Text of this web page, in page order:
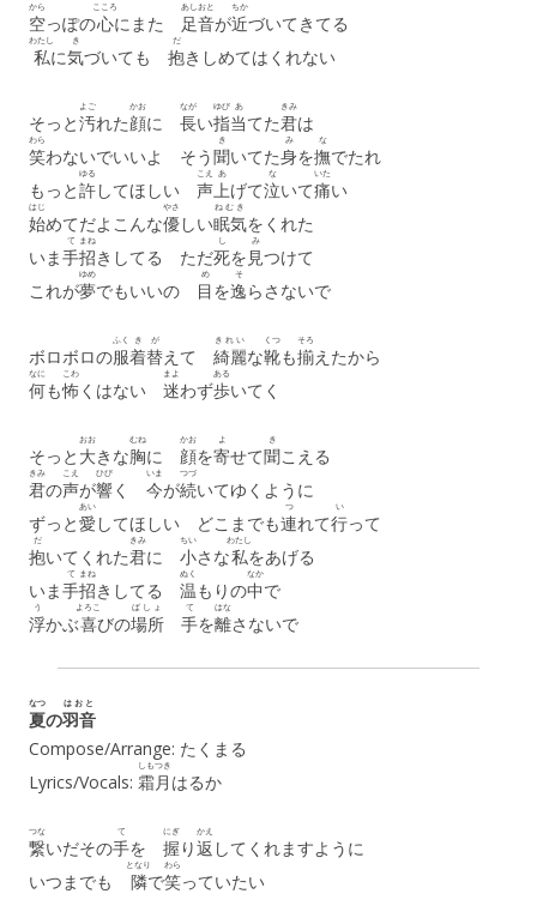
空
から
っぽの心
こころ
にまた 足音
あしおと
が近
ちか
づいてきてる
私
わたし
に気
き
づいても 抱
だ
きしめてはくれない
そっと汚
よご
れた顔
かお
に 長
なが
い指
ゆび
当
あ
てた君
きみ
は
笑
わら
わないでいいよ そう聞
き
いてた身
み
を撫
な
でたれ
もっと許
ゆる
してほしい 声
こえ
上
あ
げて泣
な
いて痛
いた
い
始
はじ
めてだよこんな優
やさ
しい眠気
ねむき
をくれた
いま手
て
招
まね
きしてる ただ死
し
を 見
み
つけて
これが夢
ゆめ
でもいいの 目
め
を逸
そ
らさないで
ボロボロの服
ふく
着
き
替
が
えて 綺麗
きれい
な靴
くつ
も揃
そろ
えたから
何
なに
も怖
こわ
くはない 迷
まよ
わず歩
ある
いてく
そっと 大
おお
きな胸
むね
に 顔
かお
を寄
よ
せて聞
き
こえる
君
きみ
の声
こえ
が響
ひび
く 今
いま
が続
つづ
いてゆくように
ずっと愛
あい
してほしい どこまでも連
つ
れて行
い
って
抱
だ
いてくれた君
きみ
に 小
ちい
さな私
わたし
をあげる
いま手
て
招
まね
きしてる 温
ぬく
もりの中
なか
で
浮
う
かぶ喜
よろこ
びの場所
ばしょ
手
て
を離
はな
さないで
夏
なつ
の羽音
はおと
Compose/Arrange: たくまる
Lyrics/Vocals: 霜月
しもつき
はるか
繋
つな
いだその手
て
を 握
にぎ
り返
かえ
してくれますように
いつまでも 隣
となり
で笑
わら
っていたい